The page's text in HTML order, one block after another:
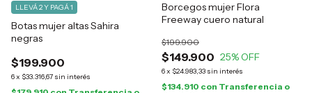
Botas mujer altas Sahira
negras
$199.900
6x $33.316,67 sin interés
LLEVÁ 2 Y PAGÁ 1
Borcegos mujer Flora
Freeway cuero natural
$149.900
$199.900
25% OFF
6x $24.983,33 sin interés
$134.910 con Transferencia o